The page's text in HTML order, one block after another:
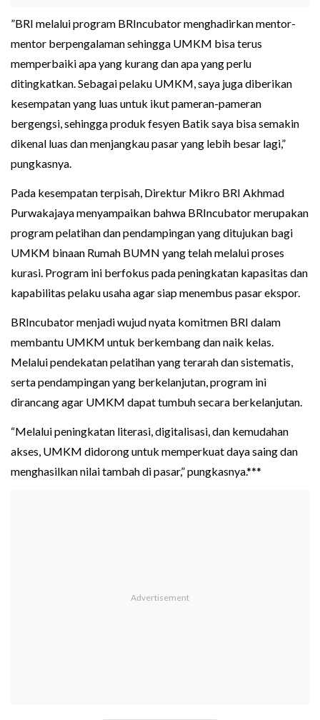
”BRI melalui program BRIncubator menghadirkan mentor-
mentor berpengalaman sehingga UMKM bisa terus
memperbaiki apa yang kurang dan apa yang perlu
ditingkatkan. Sebagai pelaku UMKM, saya juga diberikan
kesempatan yang luas untuk ikut pameran-pameran
bergengsi, sehingga produk fesyen Batik saya bisa semakin
dikenal luas dan menjangkau pasar yang lebih besar lagi,”
pungkasnya.
Pada kesempatan terpisah, Direktur Mikro BRI Akhmad
Purwakajaya menyampaikan bahwa BRIncubator merupakan
program pelatihan dan pendampingan yang ditujukan bagi
UMKM binaan Rumah BUMN yang telah melalui proses
kurasi. Program ini berfokus pada peningkatan kapasitas dan
kapabilitas pelaku usaha agar siap menembus pasar ekspor.
BRIncubator menjadi wujud nyata komitmen BRI dalam
membantu UMKM untuk berkembang dan naik kelas.
Melalui pendekatan pelatihan yang terarah dan sistematis,
serta pendampingan yang berkelanjutan, program ini
dirancang agar UMKM dapat tumbuh secara berkelanjutan.
“Melalui peningkatan literasi, digitalisasi, dan kemudahan
akses, UMKM didorong untuk memperkuat daya saing dan
menghasilkan nilai tambah di pasar,” pungkasnya.***